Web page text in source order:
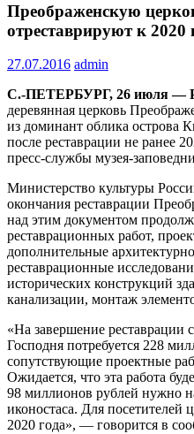
Преображенскую
отреставрируют к 2020
27.07.2016 admin
С.-ПЕТЕРБУРГ, 26 июля —
деревянная церковь
из доминант облика острова
после реставрации не ранее
пресс-службы музея-
Министерство культуры
окончания реставрации
над этим документом
реставрационных работ,
дополнительные
реставрационные
исторических конструкций
канализации, монтаж
«На завершение реставрации
Господня потребуется 228
сопутствующие проектные
Ожидается, что эта работа
98 миллионов рублей нужно
иконостаса. Для посетителей
2020 года», — говорится в